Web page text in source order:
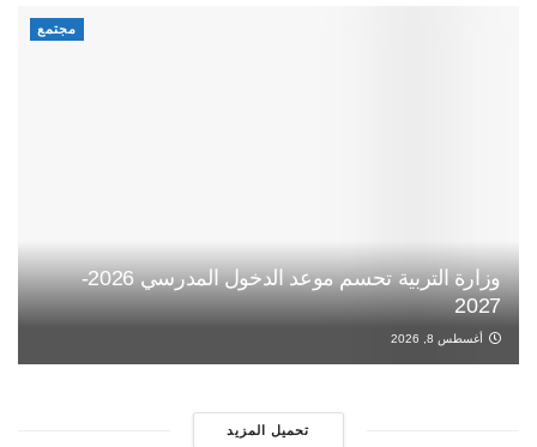
مجتمع
وزارة التربية تحسم موعد الدخول المدرسي 2026-
2027
أغسطس 8, 2026
تحميل المزيد